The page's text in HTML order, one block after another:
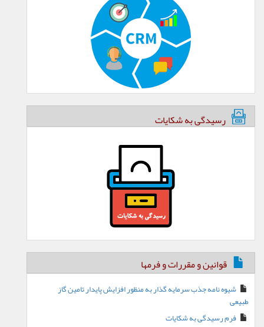
رسیدگی به شکایات
قوانین و مقررات و فرمها
شیوه نامه جذب سرمایه گذار به منظور افزایش پایدار تامین گاز
طبیعی
فرم رسیدگی به شکایات